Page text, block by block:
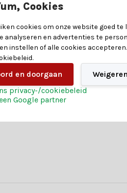
zelf en bestel vandaag nog jouw
25
Polyester
Cookies
cookies om onze website goed
analyseren en advertenties te
instellen of alle cookies
en doorgaan
Weigeren
privacy-/cookiebeleid
Google partner